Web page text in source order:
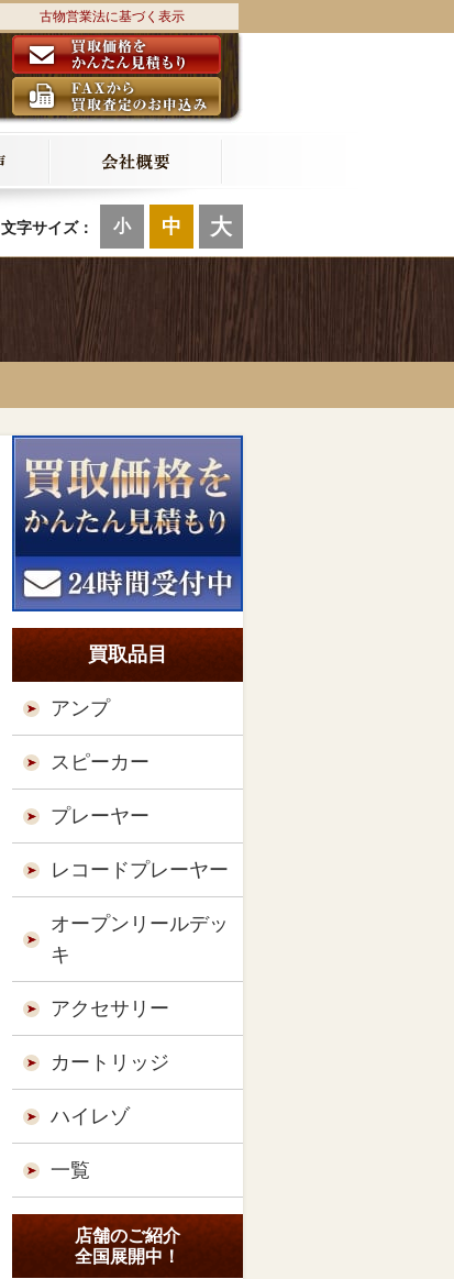
古物営業法に基づく表示
文字サイズ： 小 中 大
買取品目
アンプ
スピーカー
プレーヤー
レコードプレーヤー
オープンリールデッ
キ
アクセサリー
カートリッジ
ハイレゾ
一覧
店舗のご紹介
全国展開中！